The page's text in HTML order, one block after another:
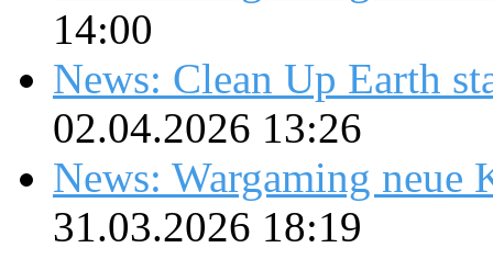
14:00
News: Clean Up Earth
02.04.2026 13:26
News: Wargaming neue
31.03.2026 18:19